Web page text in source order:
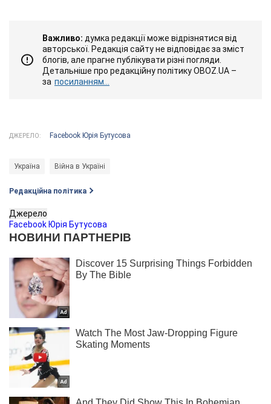
Важливо: думка редакції може відрізнятися від
авторської. Редакція сайту не відповідає за зміст
блогів, але прагне публікувати різні погляди.
Детальніше про редакційну політику OBOZ.UA –
за посиланням...
ДЖЕРЕЛО: Facebook Юрія Бутусова
Україна Війна в Україні
Редакційна політика
Джерело
Facebook Юрія Бутусова